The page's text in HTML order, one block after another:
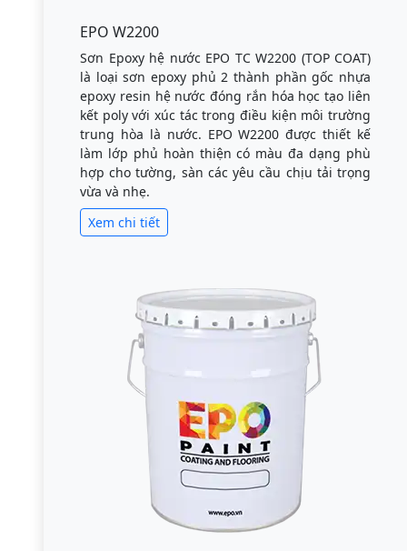
EPO W2200
Sơn Epoxy hệ nước EPO TC W2200 (TOP COAT)
là loại sơn epoxy phủ 2 thành phần gốc nhựa
epoxy resin hệ nước đóng rắn hóa học tạo liên
kết poly với xúc tác trong điều kiện môi trường
trung hòa là nước. EPO W2200 được thiết kế
làm lớp phủ hoàn thiện có màu đa dạng phù
hợp cho tường, sàn các yêu cầu chịu tải trọng
vừa và nhẹ.
Xem chi tiết